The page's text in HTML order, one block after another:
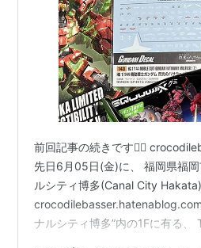
前回記事の続きです👇🏻
先日6月05日(金)に、 福岡県福
ルシティ博多(Canal City
ナルシティ博多”内の1Fに有る、